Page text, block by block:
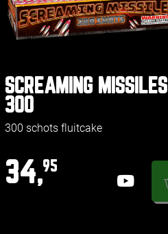
SCREAMING MISSILES
300
300 schots fluitcake
34,95